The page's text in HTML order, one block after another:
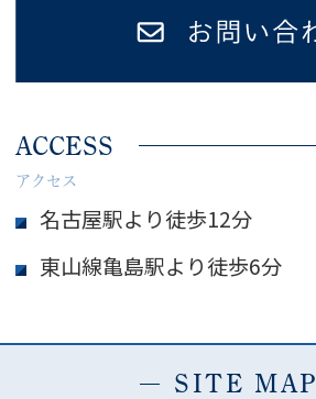
ACCESS
アクセス
名古屋駅より徒歩12分
東山線亀島駅より徒歩6分
SITE MAP